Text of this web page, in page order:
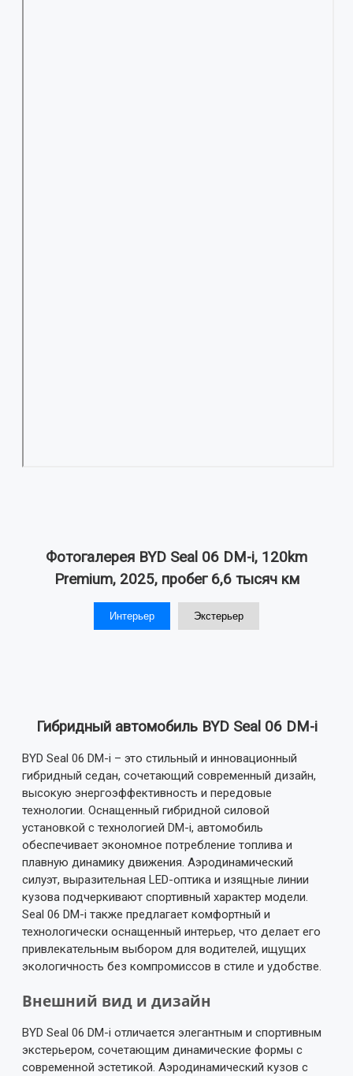
Фотогалерея BYD Seal 06 DM-i, 120km
Premium, 2025, пробег 6,6 тысяч км
Интерьер Экстерьер
Гибридный автомобиль BYD Seal 06 DM-i
BYD Seal 06 DM-i – это стильный и инновационный
гибридный седан, сочетающий современный дизайн,
высокую энергоэффективность и передовые
технологии. Оснащенный гибридной силовой
установкой с технологией DM-i, автомобиль
обеспечивает экономное потребление топлива и
плавную динамику движения. Аэродинамический
силуэт, выразительная LED-оптика и изящные линии
кузова подчеркивают спортивный характер модели.
Seal 06 DM-i также предлагает комфортный и
технологически оснащенный интерьер, что делает его
привлекательным выбором для водителей, ищущих
экологичность без компромиссов в стиле и удобстве.
Внешний вид и дизайн
BYD Seal 06 DM-i отличается элегантным и спортивным
экстерьером, сочетающим динамические формы с
современной эстетикой. Аэродинамический кузов с